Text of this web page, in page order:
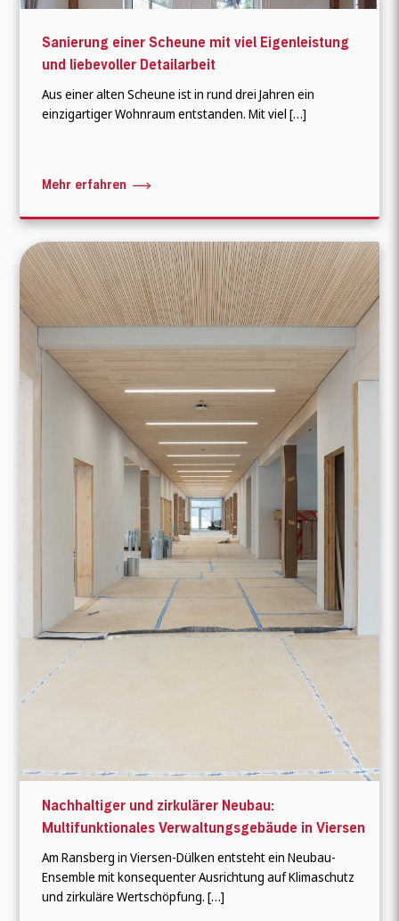
Sanierung einer Scheune mit viel Eigenleistung
und liebevoller Detailarbeit
Aus einer alten Scheune ist in rund drei Jahren ein
einzigartiger Wohnraum entstanden. Mit viel […]
Mehr erfahren
Nachhaltiger und zirkulärer Neubau:
Multifunktionales Verwaltungsgebäude in Viersen
Am Ransberg in Viersen-Dülken entsteht ein Neubau-
Ensemble mit konsequenter Ausrichtung auf Klimaschutz
und zirkuläre Wertschöpfung. […]